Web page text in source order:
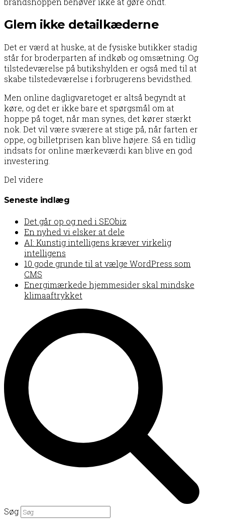
Glem ikke detailkæderne
Det er værd at huske, at de fysiske butikker stadig
står for broderparten af indkøb og omsætning. Og
tilstedeværelse på butikshylden er også med til at
skabe tilstedeværelse i forbrugerens bevidsthed.
Men online dagligvaretoget er altså begyndt at
køre, og det er ikke bare et spørgsmål om at
hoppe på toget, når man synes, det kører stærkt
nok. Det vil være sværere at stige på, når farten er
oppe, og billetprisen kan blive højere. Så en tidlig
indsats for online mærkeværdi kan blive en god
investering.
Del videre
Seneste indlæg
Det går op og ned i SEObiz
En nyhed vi elsker at dele
AI: Kunstig intelligens kræver virkelig
intelligens
10 gode grunde til at vælge WordPress som
CMS
Energimærkede hjemmesider skal mindske
klimaaftrykket
Søg